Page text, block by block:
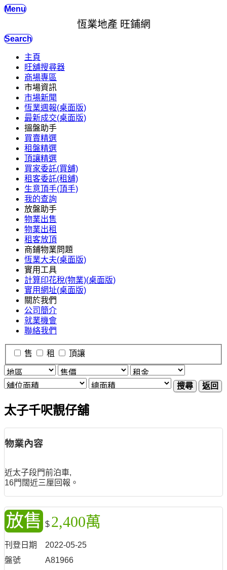
Menu
恆業地產 旺鋪網
Search
主頁
旺舖搜尋器
商場專區
市場資訊
市場新聞
恆業週報(桌面版)
最新成交(桌面版)
搵盤助手
買賣精選
租盤精選
頂讓精選
買家委託(買舖)
租客委託(租舖)
生意頂手(頂手)
我的查詢
放盤助手
物業出售
物業出租
租客放頂
商鋪物業問題
恆業大夫(桌面版)
實用工具
計算印花稅(物業)(桌面版)
實用網址(桌面版)
關於我們
公司簡介
就業機會
聯絡我們
售 租 頂讓
搜尋 返回
太子千呎靚仔舖
物業內容
近太子段門前泊車,
16門闊近三厘回報。
放售 $ 2,400萬
刊登日期
2022-05-25
盤號
A81966